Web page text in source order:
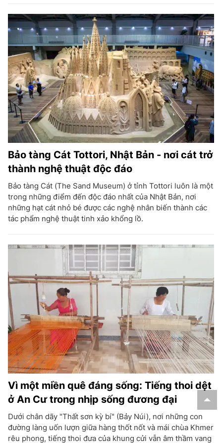
Bảo tàng Cát Tottori, Nhật Bản - nơi cát trở
thành nghệ thuật độc đáo
Bảo tàng Cát (The Sand Museum) ở tỉnh Tottori luôn là một
trong những điểm đến độc đáo nhất của Nhật Bản, nơi
những hạt cát nhỏ bé được các nghệ nhân biến thành các
tác phẩm nghệ thuật tinh xảo khổng lồ.
Vì một miền quê đáng sống: Tiếng thoi dệt
ở An Cư trong nhịp sống đương đại
Dưới chân dãy "Thất sơn kỳ bí" (Bảy Núi), nơi những con
đường làng uốn lượn giữa hàng thốt nốt và mái chùa Khmer
rêu phong, tiếng thoi đưa của khung cửi vẫn âm thầm vang